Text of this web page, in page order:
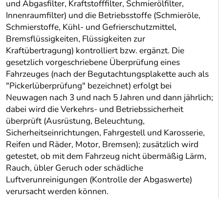
und Abgasfilter, Kraftstofffilter, Schmierölfilter,
Innenraumfilter) und die Betriebsstoffe (Schmieröle,
Schmierstoffe, Kühl- und Gefrierschutzmittel,
Bremsflüssigkeiten, Flüssigkeiten zur
Kraftübertragung) kontrolliert bzw. ergänzt. Die
gesetzlich vorgeschriebene Überprüfung eines
Fahrzeuges (nach der Begutachtungsplakette auch als
"Pickerlüberprüfung" bezeichnet) erfolgt bei
Neuwagen nach 3 und nach 5 Jahren und dann jährlich;
dabei wird die Verkehrs- und Betriebssicherheit
überprüft (Ausrüstung, Beleuchtung,
Sicherheitseinrichtungen, Fahrgestell und Karosserie,
Reifen und Räder, Motor, Bremsen); zusätzlich wird
getestet, ob mit dem Fahrzeug nicht übermäßig Lärm,
Rauch, übler Geruch oder schädliche
Luftverunreinigungen (Kontrolle der Abgaswerte)
verursacht werden können.